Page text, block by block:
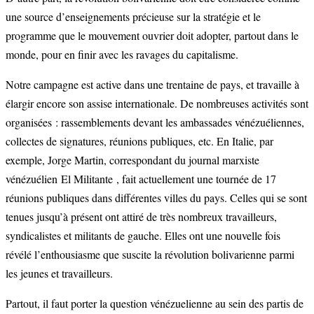
une source d’enseignements précieuse sur la stratégie et le
programme que le mouvement ouvrier doit adopter, partout dans le
monde, pour en finir avec les ravages du capitalisme.
Notre campagne est active dans une trentaine de pays, et travaille à
élargir encore son assise internationale. De nombreuses activités sont
organisées : rassemblements devant les ambassades vénézuéliennes,
collectes de signatures, réunions publiques, etc. En Italie, par
exemple, Jorge Martin, correspondant du journal marxiste
vénézuélien El Militante , fait actuellement une tournée de 17
réunions publiques dans différentes villes du pays. Celles qui se sont
tenues jusqu’à présent ont attiré de très nombreux travailleurs,
syndicalistes et militants de gauche. Elles ont une nouvelle fois
révélé l’enthousiasme que suscite la révolution bolivarienne parmi
les jeunes et travailleurs.
Partout, il faut porter la question vénézuelienne au sein des partis de